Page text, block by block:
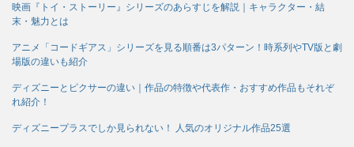
映画『トイ・ストーリー』シリーズのあらすじを解説｜キャラクター・結
末・魅力とは
アニメ「コードギアス」シリーズを見る順番は3パターン！時系列やTV版と劇
場版の違いも紹介
ディズニーとピクサーの違い｜作品の特徴や代表作・おすすめ作品もそれぞ
れ紹介！
ディズニープラスでしか見られない！ 人気のオリジナル作品25選